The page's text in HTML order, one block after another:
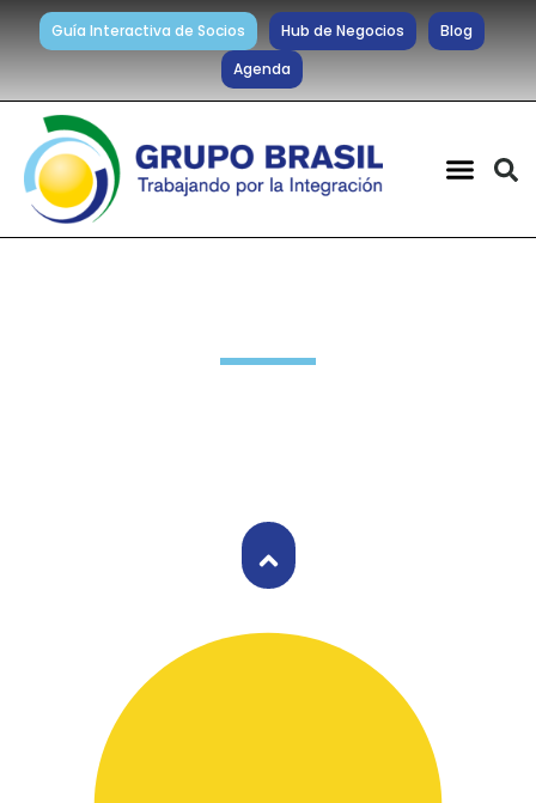
Guía Interactiva de Socios Hub de Negocios
Blog
Agenda